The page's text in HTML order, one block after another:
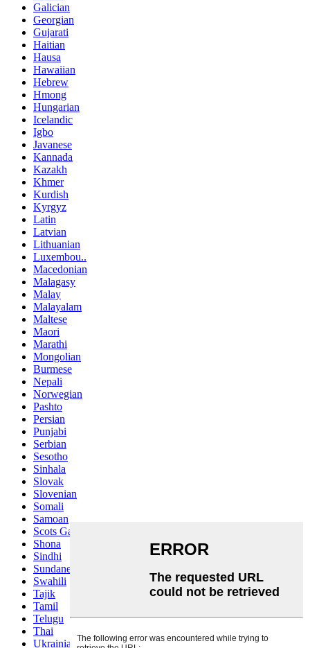
Galician
Georgian
Gujarati
Haitian
Hausa
Hawaiian
Hebrew
Hmong
Hungarian
Icelandic
Igbo
Javanese
Kannada
Kazakh
Khmer
Kurdish
Kyrgyz
Latin
Latvian
Lithuanian
Luxembou..
Macedonian
Malagasy
Malay
Malayalam
Maltese
Maori
Marathi
Mongolian
Burmese
Nepali
Norwegian
Pashto
Persian
Punjabi
Serbian
Sesotho
Sinhala
Slovak
Slovenian
Somali
Samoan
Scots Gaelic
Shona
Sindhi
Sundanese
Swahili
Tajik
Tamil
Telugu
Thai
Ukrainian